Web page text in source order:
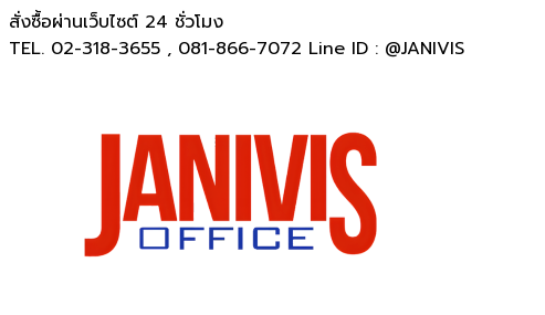
สั่งซื้อผ่านเว็บไซต์ 24 ชั่วโมง
TEL. 02-318-3655 , 081-866-7072 Line ID : @JANIVIS